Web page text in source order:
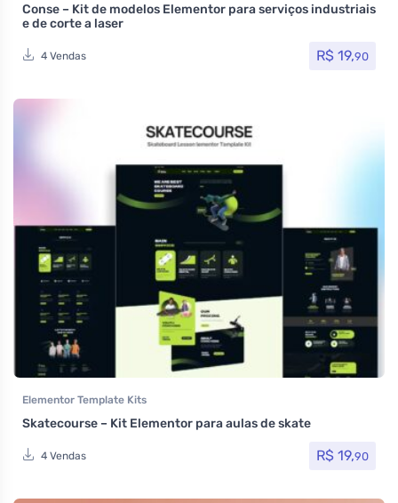
Conse – Kit de modelos Elementor para serviços industriais
e de corte a laser
4 Vendas R$ 19,90
Elementor Template Kits
Skatecourse – Kit Elementor para aulas de skate
4 Vendas R$ 19,90